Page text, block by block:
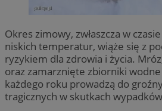
Okres zimowy, zwłaszcza w
niskich temperatur, wiąże się z
ryzykiem dla zdrowia i życia.
oraz zamarznięte zbiorniki
każdego roku prowadzą do
tragicznych w skutkach